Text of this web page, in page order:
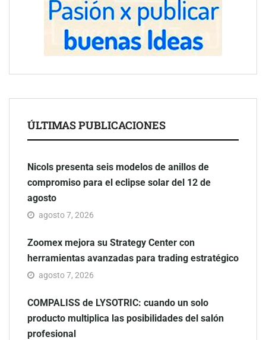
ÚLTIMAS PUBLICACIONES
Nicols presenta seis modelos de anillos de
compromiso para el eclipse solar del 12 de
agosto
agosto 7, 2026
Zoomex mejora su Strategy Center con
herramientas avanzadas para trading estratégico
agosto 7, 2026
COMPALISS de LYSOTRIC: cuando un solo
producto multiplica las posibilidades del salón
profesional